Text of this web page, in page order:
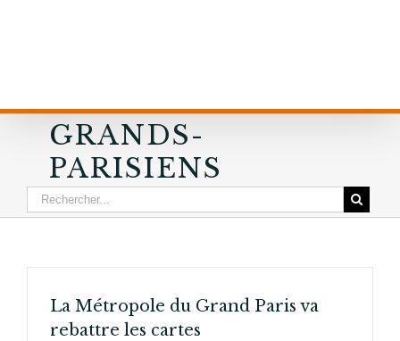
GRANDS-
PARISIENS
La Métropole du Grand Paris va
rebattre les cartes